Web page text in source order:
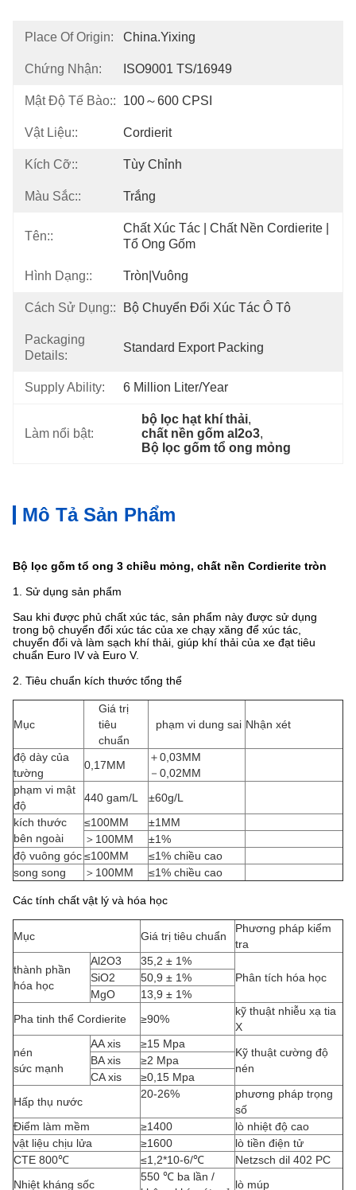
Place Of Origin: China.Yixing
Chứng Nhận: ISO9001 TS/16949
Mật Độ Tế Bào:: 100～600 CPSI
Vật Liệu:: Cordierit
Kích Cỡ:: Tùy Chỉnh
Màu Sắc:: Trắng
Tên::
Chất Xúc Tác | Chất Nền Cordierite |
Tổ Ong Gốm
Hình Dạng:: Tròn|vuông
Cách Sử Dụng:: Bộ Chuyển Đổi Xúc Tác Ô Tô
Packaging
Details:
Standard Export Packing
Supply Ability: 6 Million Liter/year
Làm nổi bật:
bộ lọc hạt khí thải,
chất nền gốm al2o3,
Bộ lọc gốm tổ ong mỏng
Mô Tả Sản Phẩm
Bộ lọc gốm tổ ong 3 chiều mỏng, chất nền Cordierite tròn
1. Sử dụng sản phẩm
Sau khi được phủ chất xúc tác, sản phẩm này được sử dụng
trong bộ chuyển đổi xúc tác của xe chạy xăng để xúc tác,
chuyển đổi và làm sạch khí thải, giúp khí thải của xe đạt tiêu
chuẩn Euro IV và Euro V.
2. Tiêu chuẩn kích thước tổng thể
Mục
Giá trị
tiêu
chuẩn
phạm vi dung sai Nhận xét
độ dày của
tường
0,17MM
＋0,03MM
－0,02MM
phạm vi mật
độ
440 gam/L
±60g/L
kích thước
bên ngoài
≤100MM
±1MM
＞100MM
±1%
độ vuông góc≤100MM
≤1% chiều cao
song song
＞100MM ≤1% chiều cao
Các tính chất vật lý và hóa học
Mục Giá trị tiêu chuẩn
Phương pháp kiểm
tra
thành phần
hóa học
Al2O3
35,2 ± 1%
Phân tích hóa học
SiO2
50,9 ± 1%
MgO
13,9 ± 1%
Pha tinh thể Cordierite
≥90%
kỹ thuật nhiễu xạ tia
X
nén
sức mạnh
AA xis ≥15 Mpa
Kỹ thuật cường độ
nén
BA xis
≥2 Mpa
CA xis
≥0,15 Mpa
Hấp thụ nước
20-26%
phương pháp trọng
số
Điểm làm mềm
≥1400
lò nhiệt độ cao
vật liệu chịu lửa
≥1600
lò tiền điện tử
CTE 800℃
≤1,2*10-6/℃
Netzsch dil 402 PC
Nhiệt kháng sốc
550 ℃ ba lần /
lò múp